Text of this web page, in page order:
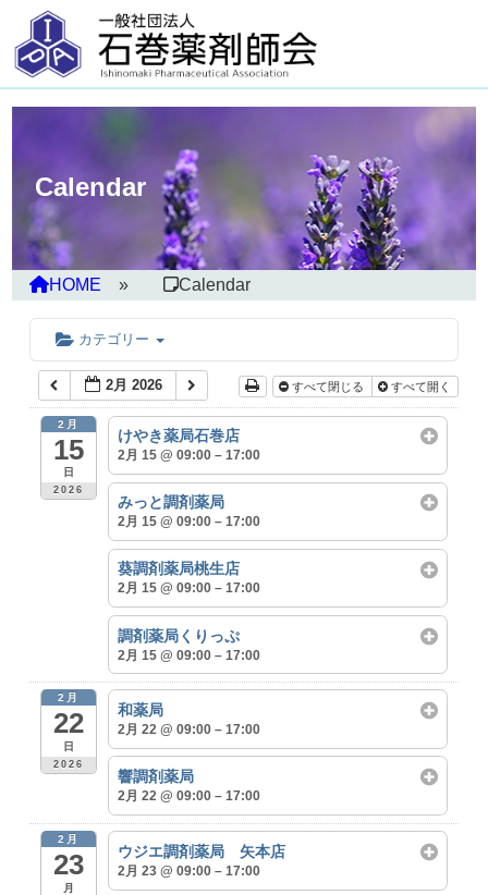
Calendar
HOME Calendar
カテゴリー
2月 2026 すべて閉じる すべて開く
2月
15
日
2026
けやき薬局石巻店
2月 15 @ 09:00 – 17:00
みっと調剤薬局
2月 15 @ 09:00 – 17:00
葵調剤薬局桃生店
2月 15 @ 09:00 – 17:00
調剤薬局くりっぷ
2月 15 @ 09:00 – 17:00
2月
22
日
2026
和薬局
2月 22 @ 09:00 – 17:00
響調剤薬局
2月 22 @ 09:00 – 17:00
2月
23
月
ウジエ調剤薬局 矢本店
2月 23 @ 09:00 – 17:00